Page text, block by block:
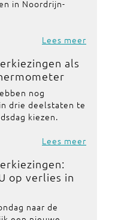
in Noordrijn-
Lees meer
als
nog
drie deelstaten te
kiezen.
Lees meer
op verlies in
naar de